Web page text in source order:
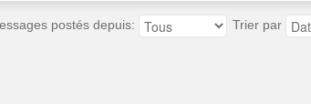
postés depuis: Trier par